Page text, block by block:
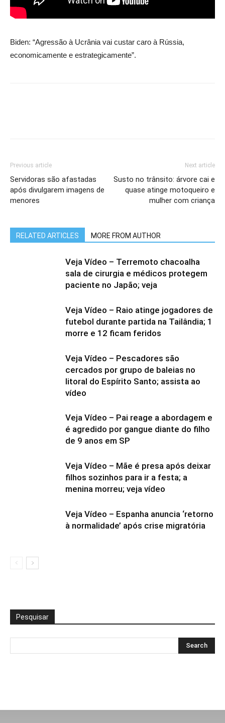
Biden: “Agressão à Ucrânia vai custar caro à Rússia,
economicamente e estrategicamente”.
Previous article
Servidoras são afastadas
após divulgarem imagens de
menores
Next article
Susto no trânsito: árvore cai e
quase atinge motoqueiro e
mulher com criança
RELATED ARTICLES MORE FROM AUTHOR
Veja Vídeo – Terremoto chacoalha
sala de cirurgia e médicos protegem
paciente no Japão; veja
Veja Vídeo – Raio atinge jogadores de
futebol durante partida na Tailândia; 1
morre e 12 ficam feridos
Veja Vídeo – Pescadores são
cercados por grupo de baleias no
litoral do Espírito Santo; assista ao
vídeo
Veja Vídeo – Pai reage a abordagem e
é agredido por gangue diante do filho
de 9 anos em SP
Veja Vídeo – Mãe é presa após deixar
filhos sozinhos para ir a festa; a
menina morreu; veja vídeo
Veja Vídeo – Espanha anuncia ‘retorno
à normalidade’ após crise migratória
Pesquisar